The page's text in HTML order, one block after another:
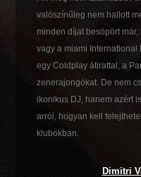
valószínűleg nem hallott
minden díjat besöpört
vagy a miami International
egy Coldplay átirattal, a
zenerajongókat. De nem
ikonikus DJ, hanem azért
arról, hogyan kell
klubokban.
Dimitri